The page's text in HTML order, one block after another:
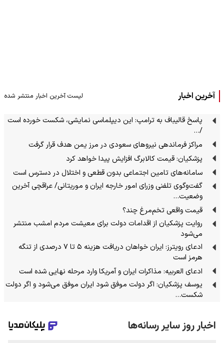
آخرین اخبار لیست آخرین اخبار منتشر شده
پاسخ قالیباف به ترامپ: این دیپلماسی نمایشی، شکست خورده است
/…
مراکز فرماندهی نیروهای سعودی در مرز یمن هدف قرار گرفت
پزشکیان: قیمت کالابرگ افزایش پیدا خواهد کرد
سامانه‌های تامین اجتماعی بدون قطعی و اختلال در دسترس است
گفت‌وگوی تلفنی وزرای امور خارجه ایران و موریتانی/ عراقچی آخرین
وضعیت…
قیمت واقعی تخم‌مرغ چند؟
روایت پزشکیان از اقدامات دولت برای معیشت مردم امشب منتشر
می‌شود
ادعای رویترز: ایران خواهان دریافت هزینه ۵ تا ۷ درصدی از تنگه
هرمز است
ادعای العربیه: مذاکرات ایران و آمریکا وارد مرحله نهایی شده است
یوسف پزشکیان: اگر دولت موفق شود ایران موفق می‌شود و اگر دولت
شکست…